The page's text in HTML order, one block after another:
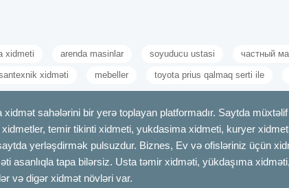
xidmeti arenda masinlar soyuducu ustasi частный
xidməti mebeller toyota prius qalmaq serti ile
sahələrini bir yerə toplayan platformadır. Saytda
temir tikinti xidmeti, yukdasima xidmeti, kuryer
yerləşdirmək pulsuzdur. Biznes, Ev və ofisləriniz üçün
asanlıqla tapa bilərsiz. Usta təmir xidməti, yükdaşıma
və digər xidmət növləri var.